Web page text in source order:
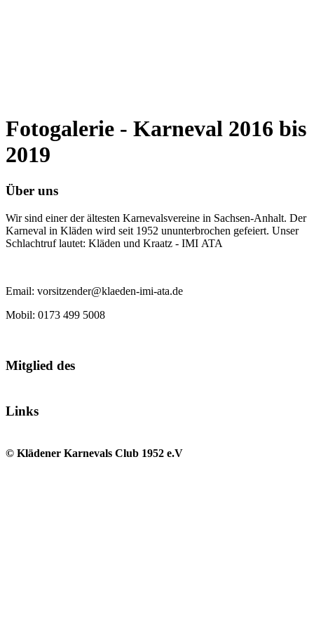
Fotogalerie - Karneval 2016 bis
2019
Über uns
Wir sind einer der ältesten Karnevalsvereine in Sachsen-Anhalt. Der
Karneval in Kläden wird seit 1952 ununterbrochen gefeiert. Unser
Schlachtruf lautet: Kläden und Kraatz - IMI ATA
Email: vorsitzender@klaeden-imi-ata.de
Mobil: 0173 499 5008
Mitglied des
Links
© Klädener Karnevals Club 1952 e.V